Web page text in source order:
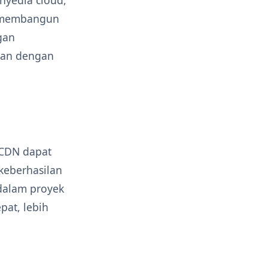
dengan
dapat
proyek
lebih